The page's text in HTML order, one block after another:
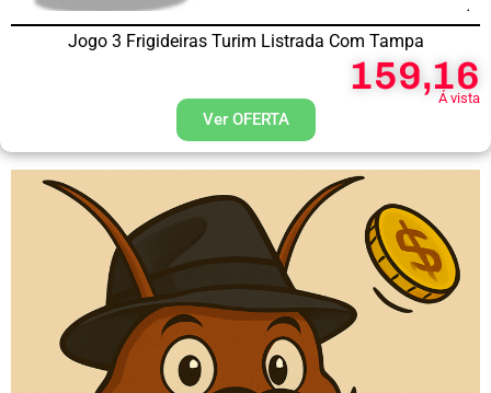
Jogo 3 Frigideiras Turim Listrada Com Tampa
159,16
Á vista
Ver OFERTA